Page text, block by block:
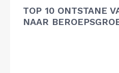
TOP 10 ONTSTANE
NAAR